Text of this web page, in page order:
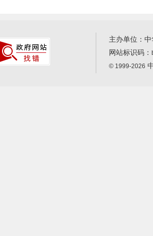
主办单位：
网站标识码：
© 1999-2026